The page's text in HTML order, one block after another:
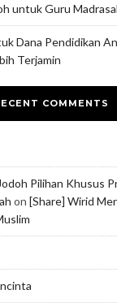
untuk Guru
Dana Pendidikan
Terjamin
COMMENTS
Pilihan Khusus
on [Share] Wirid